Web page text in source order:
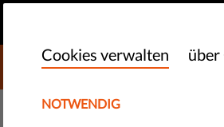
DONATE TO
DEMOKRATIE & GERECHTIGKEIT
Cookies verwalten über
NOTWENDIG